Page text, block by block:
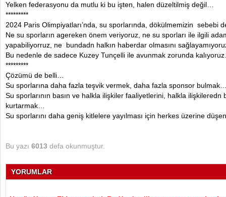
Yelken federasyonu da mutlu ki bu işten, halen düzeltilmiş değil…
*********
2024 Paris Olimpiyatları’nda, su sporlarında, dökülmemizin sebebi
Ne su sporların agereken önem veriyoruz, ne su sporları ile ilgili
yapabiliyorruz, ne bundadn halkın haberdar olmasını
Bu nedenle de sadece Kuzey Tunçelli ile avunmak zorunda
*********
Çözümü de belli…
Su sporlarına daha fazla teşvik vermek, daha fazla sponsor
Su sporlarının basın ve halkla ilişkiler faaliyetlerini, halkla
kurtarmak…
Su sporlarını daha geniş kitlelere yayılması için herkes üzerine
Bu yazı 6013 defa okunmuştur.
YORUMLAR